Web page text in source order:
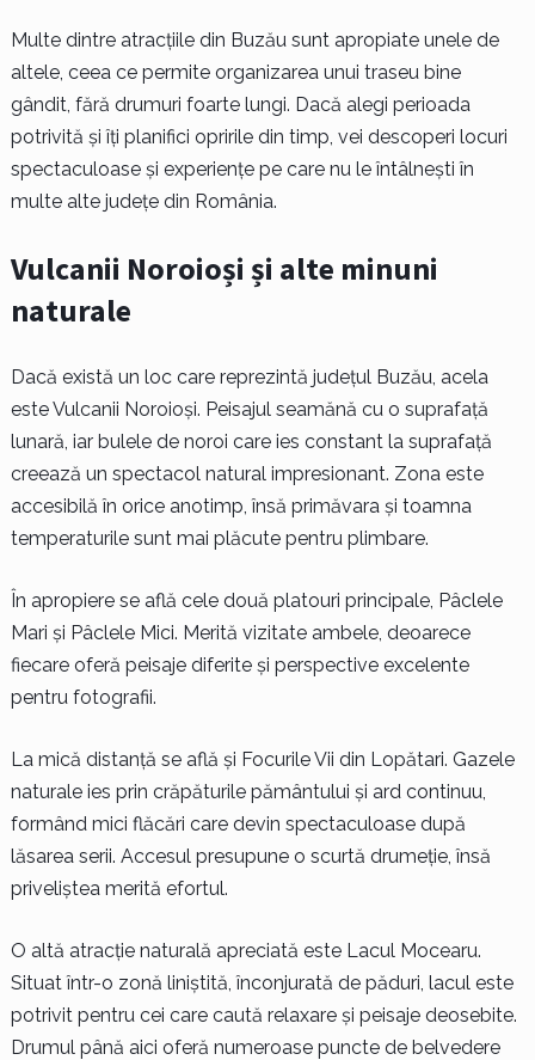
Multe dintre atracțiile din Buzău sunt apropiate unele de
altele, ceea ce permite organizarea unui traseu bine
gândit, fără drumuri foarte lungi. Dacă alegi perioada
potrivită și îți planifici opririle din timp, vei descoperi locuri
spectaculoase și experiențe pe care nu le întâlnești în
multe alte județe din România.
Vulcanii Noroioși și alte minuni
naturale
Dacă există un loc care reprezintă județul Buzău, acela
este Vulcanii Noroioși. Peisajul seamănă cu o suprafață
lunară, iar bulele de noroi care ies constant la suprafață
creează un spectacol natural impresionant. Zona este
accesibilă în orice anotimp, însă primăvara și toamna
temperaturile sunt mai plăcute pentru plimbare.
În apropiere se află cele două platouri principale, Pâclele
Mari și Pâclele Mici. Merită vizitate ambele, deoarece
fiecare oferă peisaje diferite și perspective excelente
pentru fotografii.
La mică distanță se află și Focurile Vii din Lopătari. Gazele
naturale ies prin crăpăturile pământului și ard continuu,
formând mici flăcări care devin spectaculoase după
lăsarea serii. Accesul presupune o scurtă drumeție, însă
priveliștea merită efortul.
O altă atracție naturală apreciată este Lacul Mocearu.
Situat într-o zonă liniștită, înconjurată de păduri, lacul este
potrivit pentru cei care caută relaxare și peisaje deosebite.
Drumul până aici oferă numeroase puncte de belvedere